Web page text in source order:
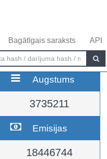
Bagātīgais saraksts API
Augstums
3735211
Emisijas
18446744